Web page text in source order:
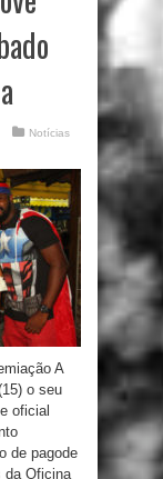
Notícias
A
o seu
oficial
de pagode
da Oficina